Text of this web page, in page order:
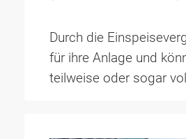
Durch die
für ihre Anlage und
teilweise oder sogar